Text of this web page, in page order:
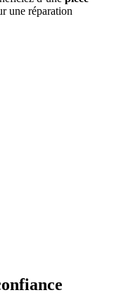
une réparation